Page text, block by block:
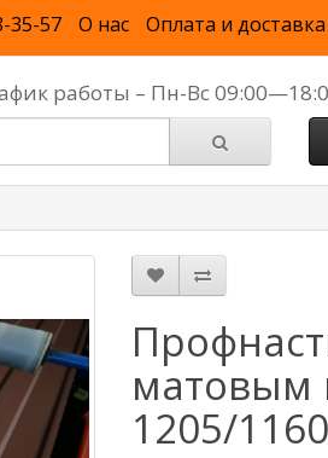
35-57 О нас Оплата и доставка
работы – Пн-Вс
матовым
1205/